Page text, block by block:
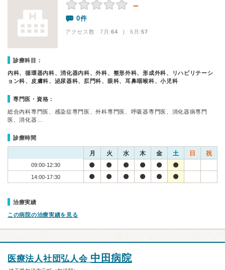
－
0件
アクセス数 7月:64 | 6月:57
診療科目：
内科、循環器内科、消化器内科、外科、整形外科、形成外科、リハビリテーシ
ョン科、皮膚科、泌尿器科、肛門科、眼科、耳鼻咽喉科、小児科
専門医・資格：
総合内科専門医、感染症専門医、外科専門医、呼吸器専門医、消化器病専門
医、消化器…
診療時間
月 火 水 木 金 土 日 祝
09:00-12:30
14:00-17:30
治療実績
この病院の治療実績を見る
医療法人社団弘人会 中田病院